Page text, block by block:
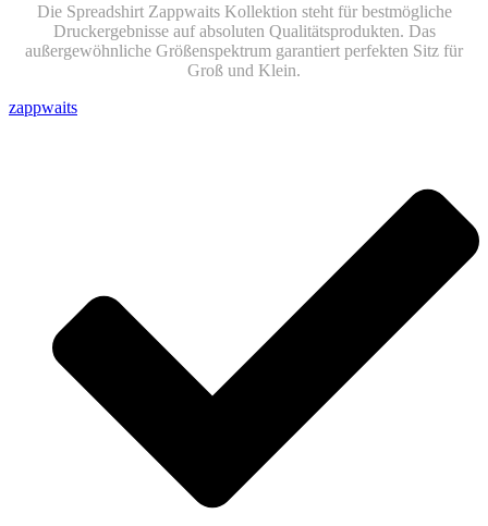
Die Spreadshirt Zappwaits Kollektion steht für bestmögliche
Druckergebnisse auf absoluten Qualitätsprodukten. Das
außergewöhnliche Größenspektrum garantiert perfekten Sitz für
Groß und Klein.
zappwaits